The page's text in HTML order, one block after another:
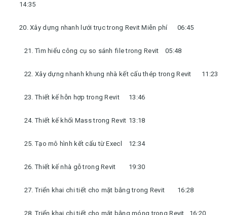
14:35
20. Xây dựng nhanh lưới trục trong Revit Miễn phí 06:45
21. Tìm hiểu công cụ so sánh file trong Revit 05:48
22. Xây dựng nhanh khung nhà kết cấu thép trong Revit 11:23
23. Thiết kế hỗn hợp trong Revit 13:46
24. Thiết kế khối Mass trong Revit 13:18
25. Tạo mô hình kết cấu từ Execl 12:34
26. Thiết kế nhà gỗ trong Revit 19:30
27. Triển khai chi tiết cho mặt bằng trong Revit 16:28
28. Triển khai chi tiết cho mặt bằng móng trong Revit 16:20